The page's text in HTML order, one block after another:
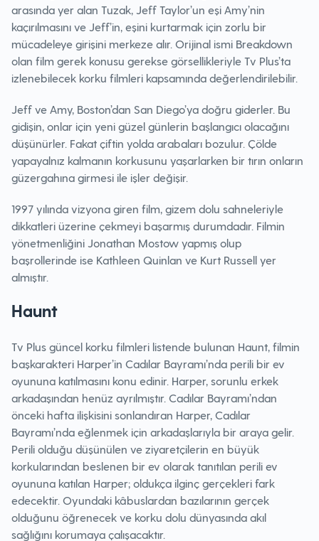
arasında yer alan Tuzak, Jeff Taylor’un eşi Amy’nin
kaçırılmasını ve Jeff’in, eşini kurtarmak için zorlu bir
mücadeleye girişini merkeze alır. Orijinal ismi Breakdown
olan film gerek konusu gerekse görsellikleriyle Tv Plus’ta
izlenebilecek korku filmleri kapsamında değerlendirilebilir.
Jeff ve Amy, Boston’dan San Diego’ya doğru giderler. Bu
gidişin, onlar için yeni güzel günlerin başlangıcı olacağını
düşünürler. Fakat çiftin yolda arabaları bozulur. Çölde
yapayalnız kalmanın korkusunu yaşarlarken bir tırın onların
güzergahına girmesi ile işler değişir.
1997 yılında vizyona giren film, gizem dolu sahneleriyle
dikkatleri üzerine çekmeyi başarmış durumdadır. Filmin
yönetmenliğini Jonathan Mostow yapmış olup
başrollerinde ise Kathleen Quinlan ve Kurt Russell yer
almıştır.
Haunt
Tv Plus güncel korku filmleri listende bulunan Haunt, filmin
başkarakteri Harper’in Cadılar Bayramı’nda perili bir ev
oyununa katılmasını konu edinir. Harper, sorunlu erkek
arkadaşından henüz ayrılmıştır. Cadılar Bayramı’ndan
önceki hafta ilişkisini sonlandıran Harper, Cadılar
Bayramı’nda eğlenmek için arkadaşlarıyla bir araya gelir.
Perili olduğu düşünülen ve ziyaretçilerin en büyük
korkularından beslenen bir ev olarak tanıtılan perili ev
oyununa katılan Harper; oldukça ilginç gerçekleri fark
edecektir. Oyundaki kâbuslardan bazılarının gerçek
olduğunu öğrenecek ve korku dolu dünyasında akıl
sağlığını korumaya çalışacaktır.